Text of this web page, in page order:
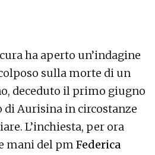
ha aperto un’indagine
sulla morte di un
deceduto il primo giugno
di Aurisina in circostanze
L’inchiesta, per ora
mani del pm Federica